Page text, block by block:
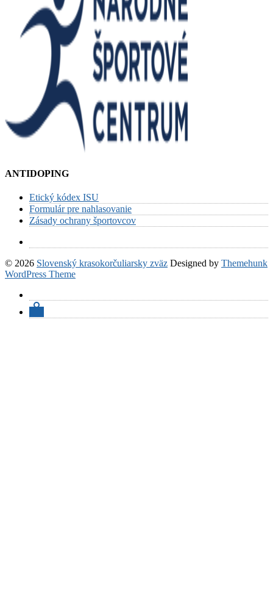
ANTIDOPING
Etický kódex ISU
Formulár pre nahlasovanie
Zásady ochrany športovcov
© 2026 Slovenský krasokorčuliarsky zväz Designed by Themehunk
WordPress Theme